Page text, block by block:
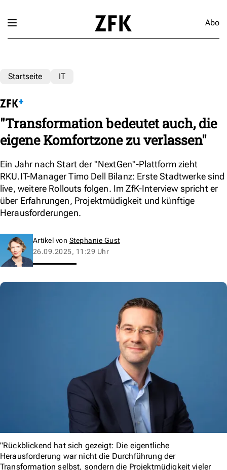
Abo
Startseite IT
"Transformation bedeutet auch, die
eigene Komfortzone zu verlassen"
Ein Jahr nach Start der "NextGen"-Plattform zieht
RKU.IT-Manager Timo Dell Bilanz: Erste Stadtwerke sind
live, weitere Rollouts folgen. Im ZfK-Interview spricht er
über Erfahrungen, Projektmüdigkeit und künftige
Herausforderungen.
Artikel von Stephanie Gust
26.09.2025, 11:29 Uhr
"Rückblickend hat sich gezeigt: Die eigentliche
Herausforderung war nicht die Durchführung der
Transformation selbst, sondern die Projektmüdigkeit vieler